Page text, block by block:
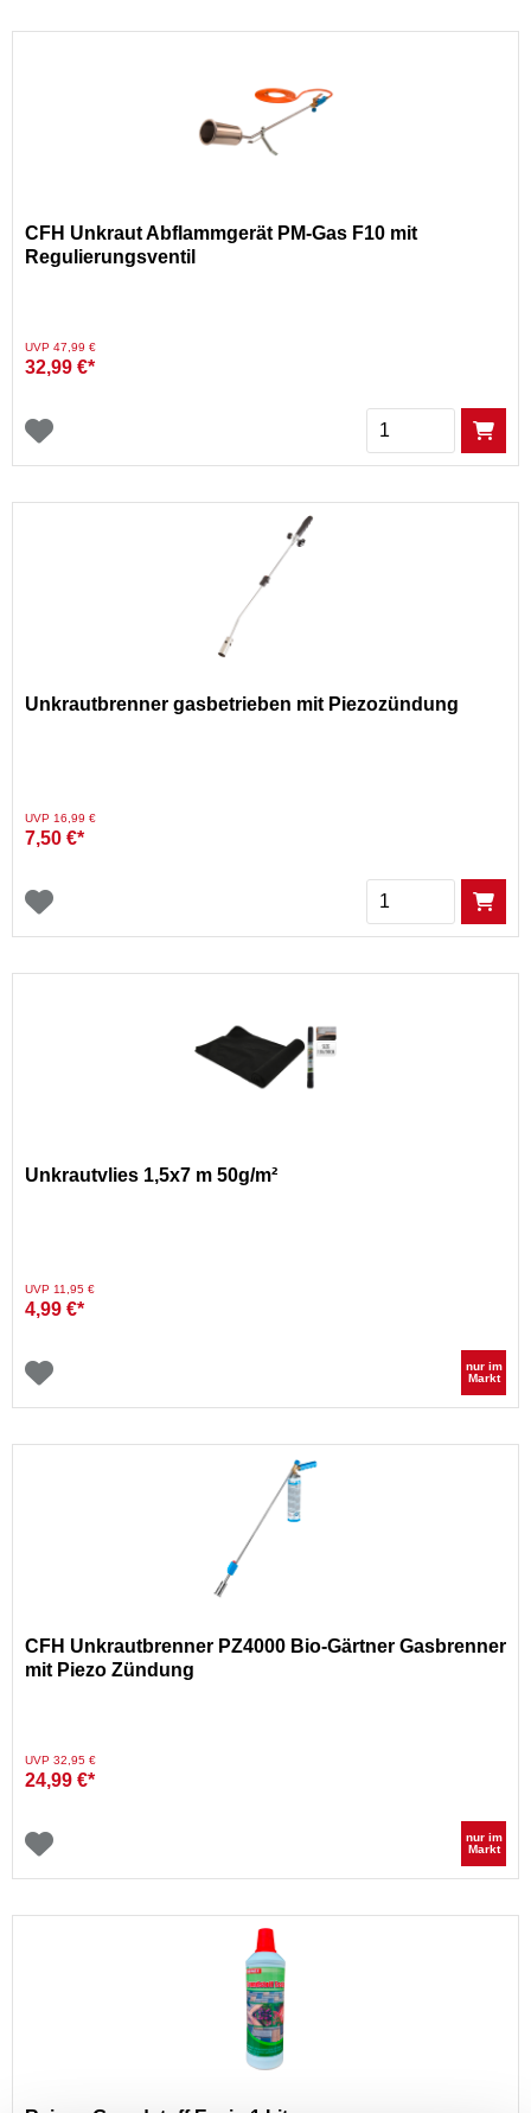
CFH Unkraut Abflammgerät PM-Gas F10 mit
Regulierungsventil
Preis reduziert von
UVP 47,99 €auf
32,99 €*
Menge
Unkrautbrenner gasbetrieben mit Piezozündung
Preis reduziert von
UVP 16,99 €auf
7,50 €*
Menge
Unkrautvlies 1,5x7 m 50g/m²
Preis reduziert von
UVP 11,95 €auf
4,99 €*
nur im
Markt
CFH Unkrautbrenner PZ4000 Bio-Gärtner Gasbrenner
mit Piezo Zündung
Preis reduziert von
UVP 32,95 €auf
24,99 €*
nur im
Markt